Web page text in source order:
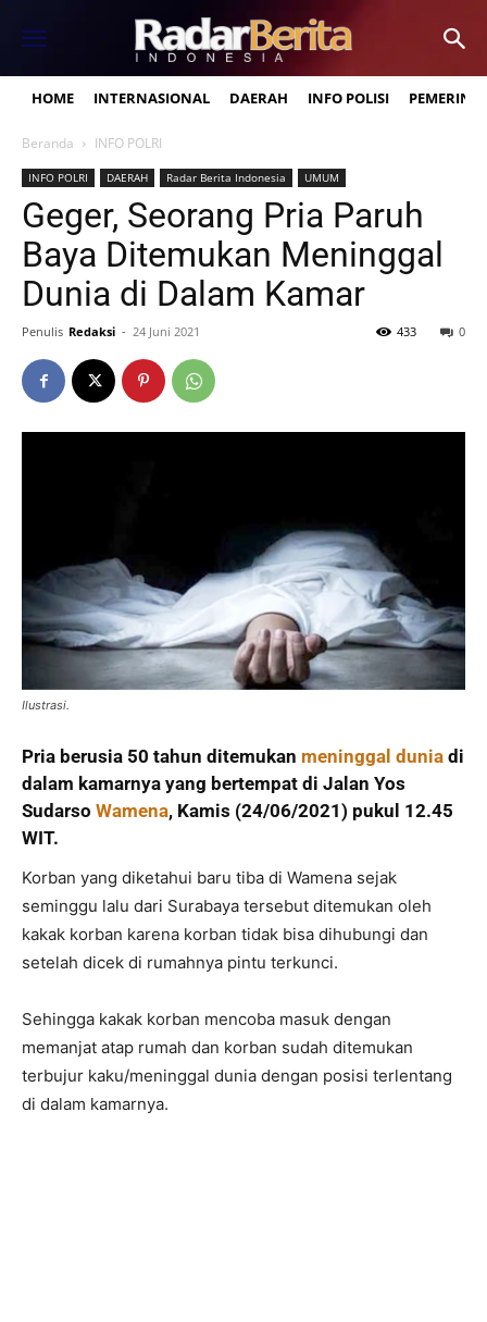
HOME INTERNASIONAL DAERAH INFO POLISI
Beranda INFO POLRI
INFO POLRI DAERAH Radar Berita Indonesia UMUM
Geger, Seorang Pria Paruh
Baya Ditemukan Meninggal
Dunia di Dalam Kamar
Penulis Redaksi - 24 Juni 2021 0
433
Ilustrasi.
Pria berusia 50 tahun ditemukan meninggal dunia di
dalam kamarnya yang bertempat di Jalan Yos
Sudarso Wamena, Kamis (24/06/2021) pukul 12.45
WIT.
Korban yang diketahui baru tiba di Wamena sejak
seminggu lalu dari Surabaya tersebut ditemukan oleh
kakak korban karena korban tidak bisa dihubungi dan
setelah dicek di rumahnya pintu terkunci.
Sehingga kakak korban mencoba masuk dengan
memanjat atap rumah dan korban sudah ditemukan
terbujur kaku/meninggal dunia dengan posisi terlentang
di dalam kamarnya.